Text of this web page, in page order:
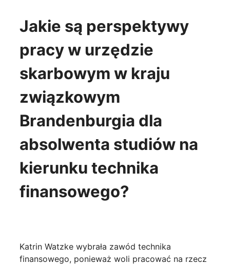
Jakie są perspektywy
pracy w urzędzie
skarbowym w kraju
związkowym
Brandenburgia dla
absolwenta studiów na
kierunku technika
finansowego?
Katrin Watzke wybrała zawód technika
finansowego, ponieważ woli pracować na rzecz